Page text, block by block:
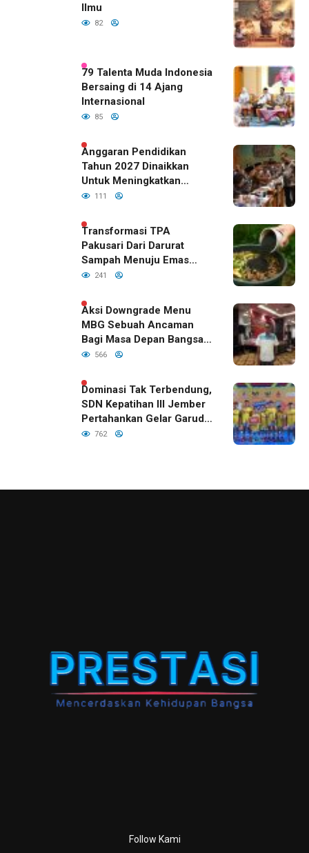
Ilmu
82
79 Talenta Muda Indonesia
Bersaing di 14 Ajang
Internasional
85
Anggaran Pendidikan
Tahun 2027 Dinaikkan
Untuk Meningkatkan
Kualitas Anak Bangsa,
RI
111
Transformasi TPA
Pakusari Dari Darurat
Sampah Menuju Emas
Hijau di Era Kepemimpinan
241
Aksi Downgrade Menu
MBG Sebuah Ancaman
Bagi Masa Depan Bangsa
Indonesia
566
Dominasi Tak Terbendung,
SDN Kepatihan III Jember
Pertahankan Gelar Garuda
Cup 2026
762
Follow Kami